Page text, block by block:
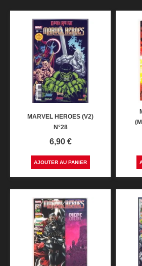
MARVEL HEROES (V2)
N°28
Prix
6,90 €
AJOUTER AU PANIER